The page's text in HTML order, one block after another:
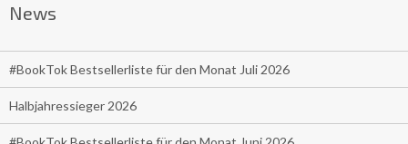
News
#BookTok Bestsellerliste für den Monat Juli 2026
Halbjahressieger 2026